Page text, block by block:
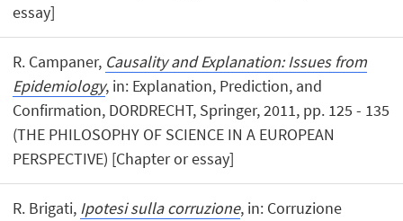
essay]
R. Campaner, Causality and Explanation: Issues from
Epidemiology, in: Explanation, Prediction, and
Confirmation, DORDRECHT, Springer, 2011, pp. 125 - 135
(THE PHILOSOPHY OF SCIENCE IN A EUROPEAN
PERSPECTIVE) [Chapter or essay]
R. Brigati, Ipotesi sulla corruzione, in: Corruzione